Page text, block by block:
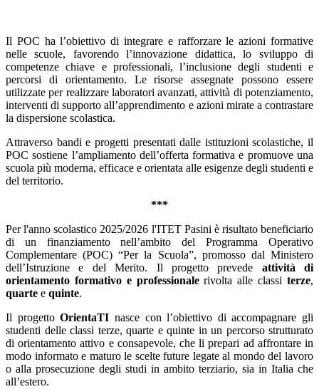
Il POC ha l’obiettivo di integrare e rafforzare le azioni formative
nelle scuole, favorendo l’innovazione didattica, lo sviluppo di
competenze chiave e professionali, l’inclusione degli studenti e
percorsi di orientamento. Le risorse assegnate possono essere
utilizzate per realizzare laboratori avanzati, attività di potenziamento,
interventi di supporto all’apprendimento e azioni mirate a contrastare
la dispersione scolastica.
Attraverso bandi e progetti presentati dalle istituzioni scolastiche, il
POC sostiene l’ampliamento dell’offerta formativa e promuove una
scuola più moderna, efficace e orientata alle esigenze degli studenti e
del territorio.
***
Per l'anno scolastico 2025/2026 l'ITET Pasini è risultato beneficiario
di un finanziamento nell’ambito del Programma Operativo
Complementare (POC) “Per la Scuola”, promosso dal Ministero
dell’Istruzione e del Merito. Il progetto prevede attività di
orientamento formativo e professionalerivolta alle classiterze,
quarte e quinte.
Il progettoOrientaTI nasce con l’obiettivo di accompagnare gli
studenti delle classi terze, quarte e quinte in un percorso strutturato
di orientamento attivo e consapevole, che li prepari ad affrontare in
modo informato e maturo le scelte future legate al mondo del lavoro
o alla prosecuzione degli studi in ambito terziario, sia in Italia che
all’estero.